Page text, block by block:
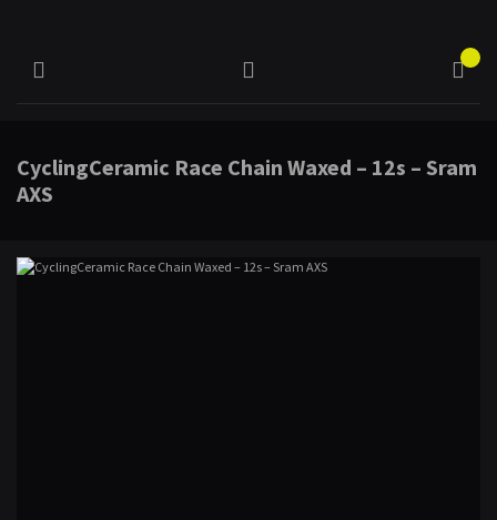
CyclingCeramic Race Chain Waxed – 12s – Sram
AXS